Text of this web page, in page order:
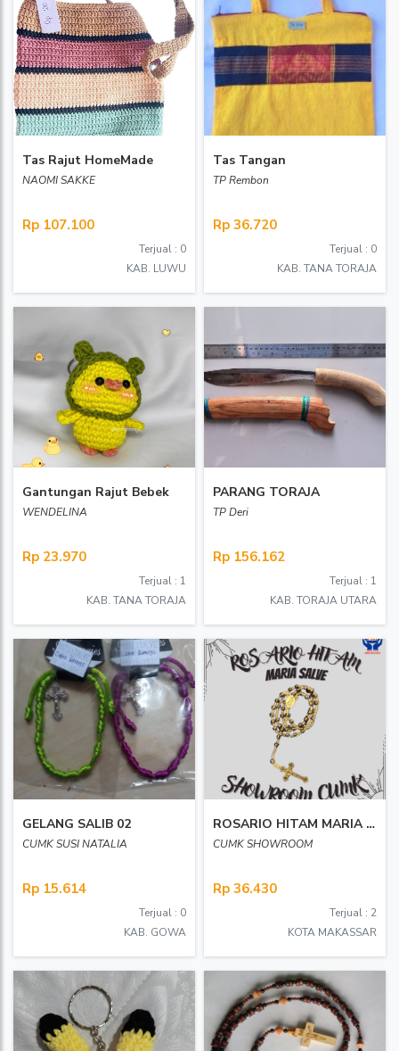
Tas Rajut HomeMade
NAOMI SAKKE
Rp 107.100
Terjual : 0
KAB. LUWU
Tas Tangan
TP Rembon
Rp 36.720
Terjual : 0
KAB. TANA TORAJA
Gantungan Rajut Bebek
WENDELINA
Rp 23.970
Terjual : 1
KAB. TANA TORAJA
PARANG TORAJA
TP Deri
Rp 156.162
Terjual : 1
KAB. TORAJA UTARA
GELANG SALIB 02
CUMK SUSI NATALIA
Rp 15.614
Terjual : 0
KAB. GOWA
ROSARIO HITAM MARIA SALVE SHOWROOM CUMK
CUMK SHOWROOM
Rp 36.430
Terjual : 2
KOTA MAKASSAR